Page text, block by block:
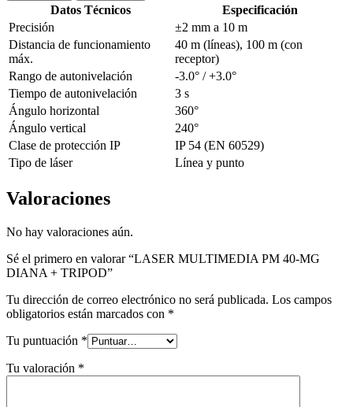
Datos Técnicos
Especificación
Precisión
±2 mm a 10 m
Distancia de funcionamiento
máx.
40 m (líneas), 100 m (con
receptor)
Rango de autonivelación
-3.0° / +3.0°
Tiempo de autonivelación
3 s
Ángulo horizontal
360°
Ángulo vertical
240°
Clase de protección IP
IP 54 (EN 60529)
Tipo de láser
Línea y punto
Valoraciones
No hay valoraciones aún.
Sé el primero en valorar “LASER MULTIMEDIA PM 40-MG
DIANA + TRIPOD”
Tu dirección de correo electrónico no será publicada. Los campos
obligatorios están marcados con *
Tu puntuación *
Tu valoración *